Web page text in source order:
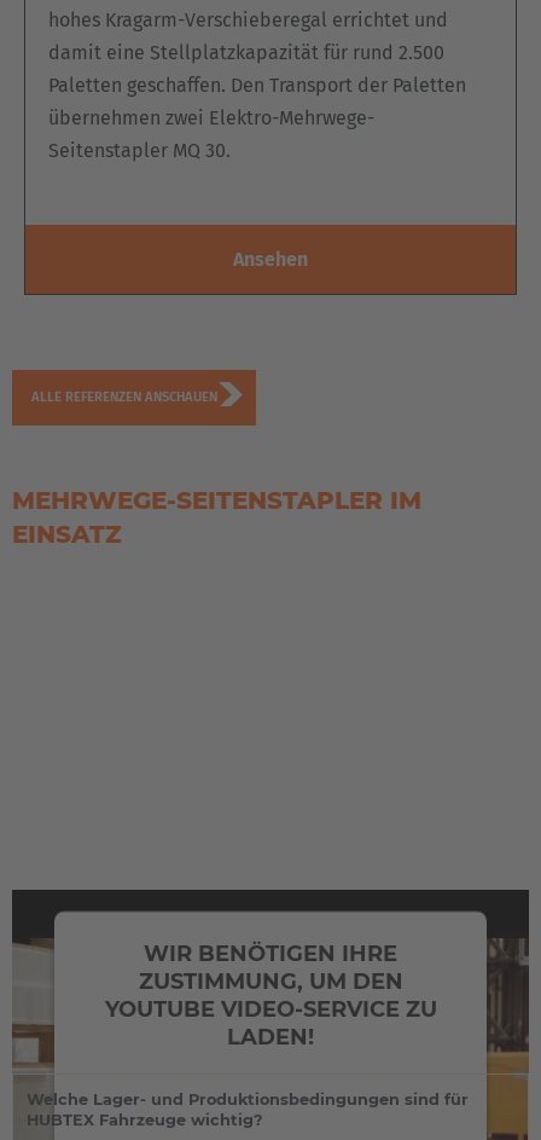
AMERICA
Português
United States
Türkçe
hohes Kragarm-Verschieberegal errichtet und
damit eine Stellplatzkapazität für rund 2.500
Paletten geschaffen. Den Transport der Paletten
übernehmen zwei Elektro-Mehrwege-
Seitenstapler MQ 30.
Ansehen
ALLE REFERENZEN ANSCHAUEN
MEHRWEGE-SEITENSTAPLER IM
EINSATZ
WIR BENÖTIGEN IHRE
ZUSTIMMUNG, UM DEN
YOUTUBE VIDEO-SERVICE ZU
LADEN!
Drittanbieters, um Videoinhalte einzubetten.
WISSENSWERTES ZU
TRANSPORTLÖSUNGEN FÜR DIE
KUNSTSTOFFINDUSTRIE
ANTWORTEN AUF HÄUFIG GESTELLTE FRAGEN
Welche Lager- und Produktionsbedingungen sind für
HUBTEX Fahrzeuge wichtig?